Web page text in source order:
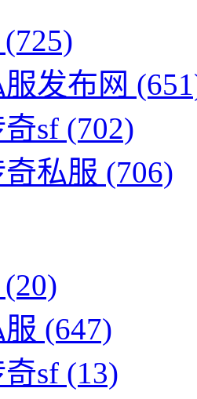
(725)
发布网
sf (702)
私服 (706)
(20)
(647)
sf (13)